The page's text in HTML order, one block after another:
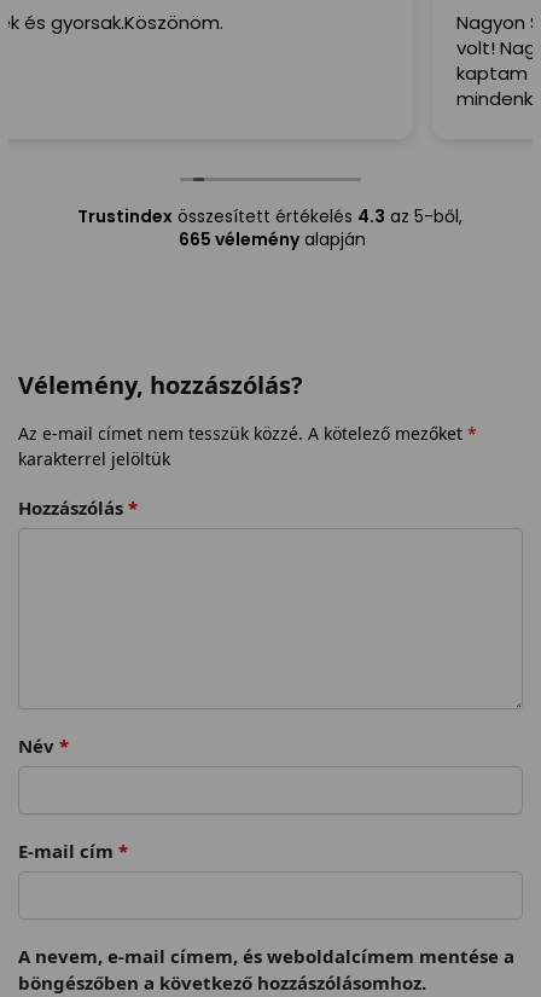
Nagyon Szuper! Amit rendeltem,2 nap és már itt is
volt! Nagyon Köszönöm!( Ilyen hamar még nem
kaptam megsemmit sem!) Szivből ajánlom
mindenkinek,a Futár is irtó kedves és Segitőkész
Trustindexösszesített értékelés 4.3 az 5-ből,
665 véleményalapján
Vélemény, hozzászólás?
Az e-mail címet nem tesszük közzé. A kötelező mezőket *
karakterrel jelöltük
Hozzászólás *
Név *
E-mail cím *
A nevem, e-mail címem, és weboldalcímem mentése a
böngészőben a következő hozzászólásomhoz.